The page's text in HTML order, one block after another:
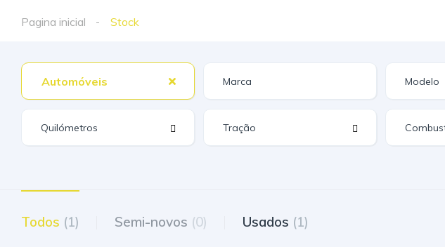
Pagina inicial Stock
Automóveis
Todos (1) Semi-novos (0) Usados (1)